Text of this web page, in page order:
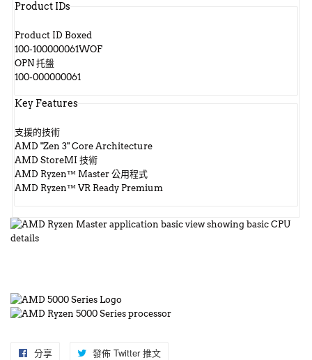
Product IDs
Product ID Boxed
100-100000061WOF
OPN 托盤
100-000000061
Key Features
支援的技術
AMD "Zen 3" Core Architecture
AMD StoreMI 技術
AMD Ryzen™ Master 公用程式
AMD Ryzen™ VR Ready Premium
分享 發佈 Twitter 推文